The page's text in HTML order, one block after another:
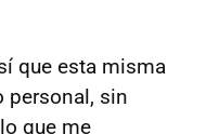
que esta misma
personal, sin
que me